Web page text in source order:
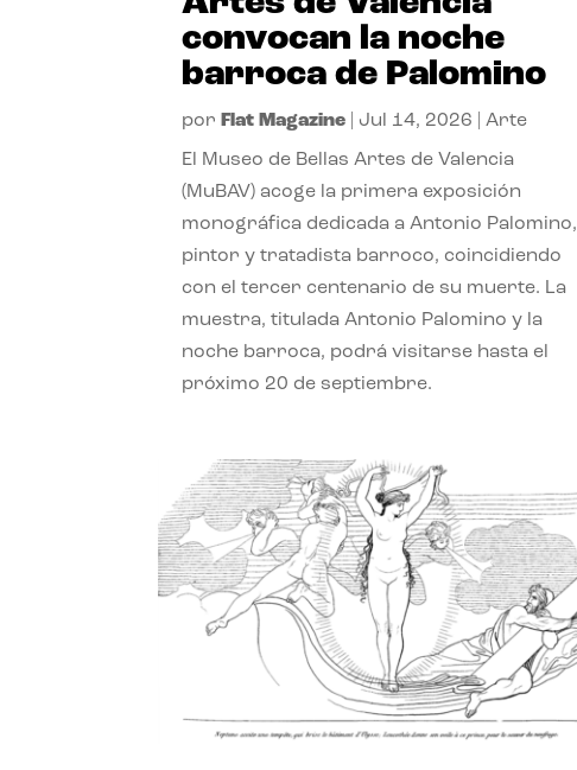
convocan la noche
barroca de Palomino
por Flat Magazine Jul 14, 2026 |Arte
El Museo de Bellas Artes de Valencia
(MuBAV) acoge la primera exposición
monográfica dedicada a Antonio Palomino,
pintor y tratadista barroco, coincidiendo
con el tercer centenario de su muerte. La
muestra, titulada Antonio Palomino y la
noche barroca, podrá visitarse hasta el
próximo 20 de septiembre.